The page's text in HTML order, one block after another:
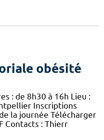
obésité
: de 8h30 à 16h Lieu :
Inscriptions
la journée Télécharger
Contacts : Thierr